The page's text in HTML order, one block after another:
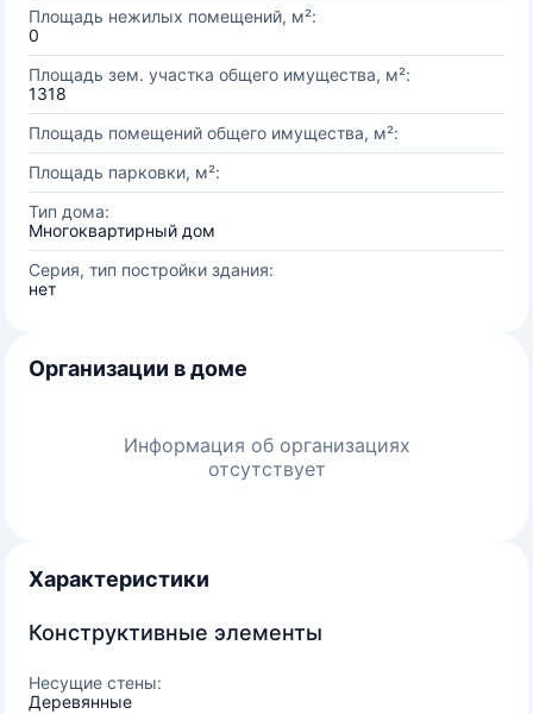
Площадь нежилых помещений, м²:
0
Площадь зем. участка общего имущества, м²:
1318
Площадь помещений общего имущества, м²:
Площадь парковки, м²:
Тип дома:
Многоквартирный дом
Серия, тип постройки здания:
нет
Организации в доме
Информация об организациях
отсутствует
Характеристики
Конструктивные элементы
Несущие стены:
Деревянные